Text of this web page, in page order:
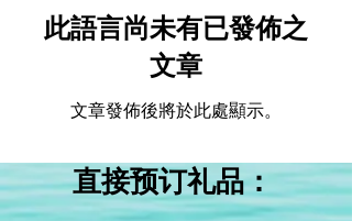
此語言尚未有已發佈之
文章
文章發佈後將於此處顯示。
直接预订礼品：